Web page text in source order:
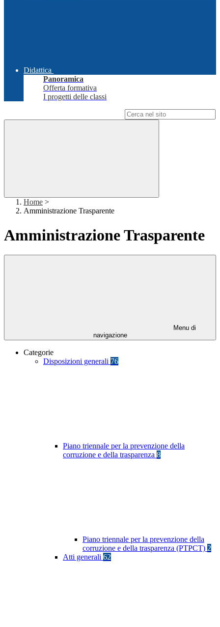
Didattica
Panoramica
Offerta formativa
I progetti delle classi
Home >
Amministrazione Trasparente
Amministrazione Trasparente
Menu di
navigazione
Categorie
Disposizioni generali 76
Piano triennale per la prevenzione della
corruzione e della trasparenza 8
Piano triennale per la prevenzione della
corruzione e della trasparenza (PTPCT) 2
Atti generali 62